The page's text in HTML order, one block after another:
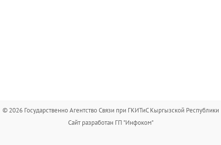
© 2026 Государственно Агентство Связи при ГКИТиС Кыргызской Республики
Сайт разработан ГП "Инфоком"